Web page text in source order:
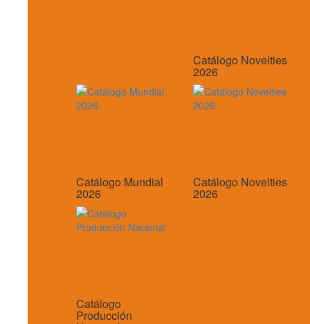
Catálogo Novelties
2026
Catálogo Mundial
2026
Catálogo Novelties
2026
Catálogo
Producción